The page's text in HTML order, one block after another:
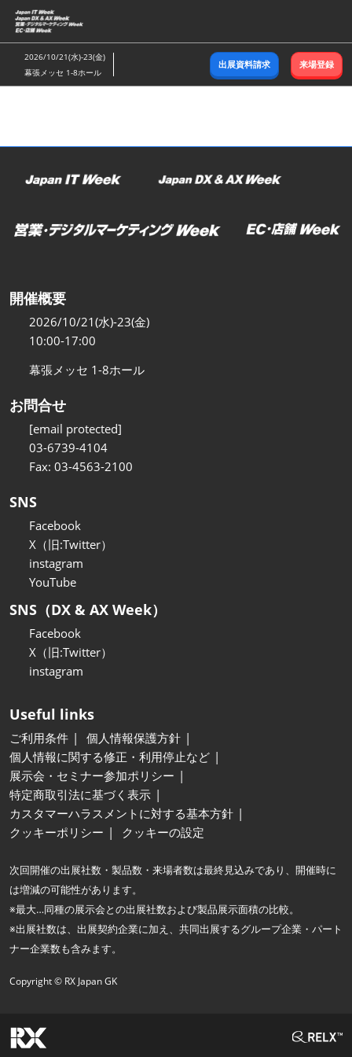
ス
キ
ッ
し
む
2026/10/21(水)-23(金)
幕張メッセ 1-8ホール
出展資料請求 来場登録
開催概要
2026/10/21(水)-23(金)
10:00-17:00
幕張メッセ 1-8ホール
お問合せ
[email protected]
03-6739-4104
Fax: 03-4563-2100
SNS
Facebook
X（旧:Twitter）
instagram
YouTube
SNS（DX & AX Week）
Facebook
X（旧:Twitter）
instagram
Useful links
ご利用条件
個人情報保護方針
個人情報に関する修正・利用停止など
展示会・セミナー参加ポリシー
特定商取引法に基づく表示
カスタマーハラスメントに対する基本方針
クッキーポリシー
クッキーの設定
次回開催の出展社数・製品数・来場者数は最終見込みであり、開催時に
は増減の可能性があります。
※最大…同種の展示会との出展社数および製品展示面積の比較。
※出展社数は、出展契約企業に加え、共同出展するグループ企業・パート
ナー企業数も含みます。
Copyright © RX Japan GK